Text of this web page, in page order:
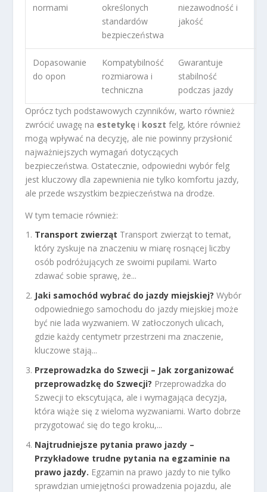
normami
określonych
standardów
bezpieczeństwa
niezawodność i
jakość
Dopasowanie
do opon
Kompatybilność
rozmiarowa i
techniczna
Gwarantuje
stabilność
podczas jazdy
Oprócz tych podstawowych czynników, warto również
zwrócić uwagę na estetykę i koszt felg, które również
mogą wpływać na decyzję, ale nie powinny przysłonić
najważniejszych wymagań dotyczących
bezpieczeństwa. Ostatecznie, odpowiedni wybór felg
jest kluczowy dla zapewnienia nie tylko komfortu jazdy,
ale przede wszystkim bezpieczeństwa na drodze.
W tym temacie również:
Transport zwierząt Transport zwierząt to temat,
który zyskuje na znaczeniu w miarę rosnącej liczby
osób podróżujących ze swoimi pupilami. Warto
zdawać sobie sprawę, że...
Jaki samochód wybrać do jazdy miejskiej? Wybór
odpowiedniego samochodu do jazdy miejskiej może
być nie lada wyzwaniem. W zatłoczonych ulicach,
gdzie każdy centymetr przestrzeni ma znaczenie,
kluczowe stają...
Przeprowadzka do Szwecji – Jak zorganizować
przeprowadzkę do Szwecji? Przeprowadzka do
Szwecji to ekscytująca, ale i wymagająca decyzja,
która wiąże się z wieloma wyzwaniami. Warto dobrze
przygotować się do tego kroku,...
Najtrudniejsze pytania prawo jazdy –
Przykładowe trudne pytania na egzaminie na
prawo jazdy. Egzamin na prawo jazdy to nie tylko
sprawdzian umiejętności prowadzenia pojazdu, ale